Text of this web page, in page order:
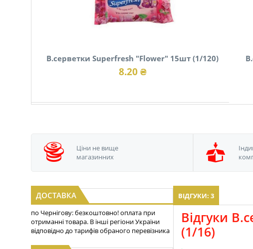
В.серветки Superfresh "Flower" 15шт (1/120)
8.20 ₴
Ціни не вище
магазинних
ДОСТАВКА
по Чернігову: безкоштовно! оплата при
отриманні товара. В інші регіони України
відповідно до тарифів обраного перевізника
ВІДГУКИ: 3
Відгуки
(1/16)